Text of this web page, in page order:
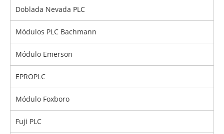
Doblada Nevada PLC
Módulos PLC Bachmann
Módulo Emerson
EPROPLC
Módulo Foxboro
Fuji PLC